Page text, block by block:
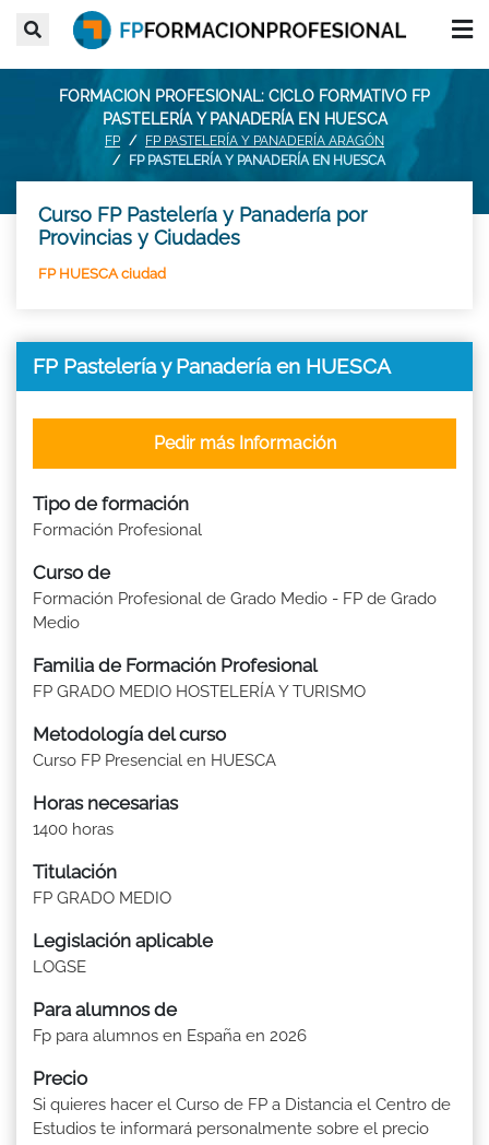
FORMACION PROFESIONAL: CICLO FORMATIVO FP
PASTELERÍA Y PANADERÍA EN HUESCA
FP
FP PASTELERÍA Y PANADERÍA ARAGÓN
FP PASTELERÍA Y PANADERÍA EN HUESCA
Curso FP Pastelería y Panadería por
Provincias y Ciudades
FP HUESCA ciudad
FP Pastelería y Panadería en HUESCA
Tipo de formación
Formación Profesional
Curso de
Formación Profesional de Grado Medio - FP de Grado
Medio
Familia de Formación Profesional
FP GRADO MEDIO HOSTELERÍA Y TURISMO
Metodología del curso
Curso FP Presencial en HUESCA
Horas necesarias
1400 horas
Titulación
FP GRADO MEDIO
Legislación aplicable
LOGSE
Para alumnos de
Fp para alumnos en España en 2026
Precio
Si quieres hacer el Curso de FP a Distancia el Centro de
Estudios te informará personalmente sobre el precio
Pedir más Información